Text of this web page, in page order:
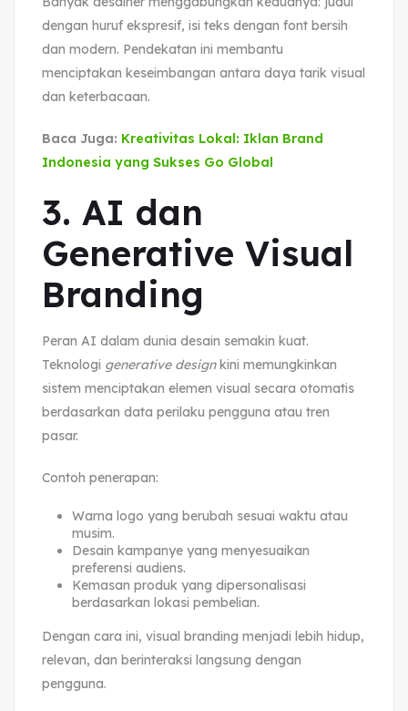
dengan huruf ekspresif, isi teks dengan font bersih
dan modern. Pendekatan ini membantu
menciptakan keseimbangan antara daya tarik visual
dan keterbacaan.
Baca Juga: Kreativitas Lokal: Iklan Brand
Indonesia yang Sukses Go Global
3. AI dan
Generative Visual
Branding
Peran AI dalam dunia desain semakin kuat.
Teknologi generative designkini memungkinkan
sistem menciptakan elemen visual secara otomatis
berdasarkan data perilaku pengguna atau tren
pasar.
Contoh penerapan:
Warna logo yang berubah sesuai waktu atau
musim.
Desain kampanye yang menyesuaikan
preferensi audiens.
Kemasan produk yang dipersonalisasi
berdasarkan lokasi pembelian.
Dengan cara ini, visual branding menjadi lebih hidup,
relevan, dan berinteraksi langsung dengan
pengguna.